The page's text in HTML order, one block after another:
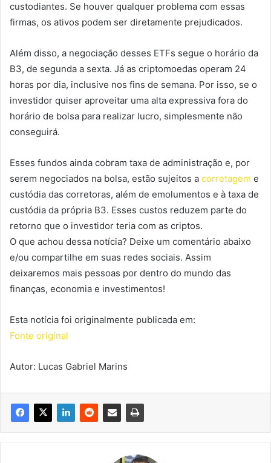
custodiantes. Se houver qualquer problema com essas
firmas, os ativos podem ser diretamente prejudicados.
Além disso, a negociação desses ETFs segue o horário da
B3, de segunda a sexta. Já as criptomoedas operam 24
horas por dia, inclusive nos fins de semana. Por isso, se o
investidor quiser aproveitar uma alta expressiva fora do
horário de bolsa para realizar lucro, simplesmente não
conseguirá.
Esses fundos ainda cobram taxa de administração e, por
serem negociados na bolsa, estão sujeitos a corretagem e
custódia das corretoras, além de emolumentos e à taxa de
custódia da própria B3. Esses custos reduzem parte do
retorno que o investidor teria com as criptos.
O que achou dessa notícia? Deixe um comentário abaixo
e/ou compartilhe em suas redes sociais. Assim
deixaremos mais pessoas por dentro do mundo das
finanças, economia e investimentos!
Esta notícia foi originalmente publicada em:
Fonte original
Autor: Lucas Gabriel Marins